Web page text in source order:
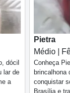
dócil
lar de
a
Pietra
Médio |
Conheça
brincalhona
conquistar
Brasília e